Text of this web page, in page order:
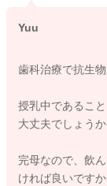
Yuu
歯科治療で抗生
授乳中であるこ
大丈夫でしょうか
完母なので、飲
ければ良いです